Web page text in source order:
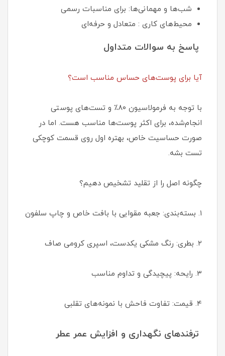
شب‌ها و مهمانی‌ها: برای مناسبات رسمی
محیط‌های کاری : متعادل و حرفه‌ای
پاسخ به سوالات متداول
آیا برای پوست‌های حساس مناسب است؟
با توجه به فرمولاسیون ۸۰٪ و تست‌های پوستی
انجام‌شده، برای اکثر پوست‌ها مناسب هست. اما در
صورت حساسیت خاص، بهتره اول روی قسمت کوچکی
تست بشه.
چگونه اصل را از تقلید تشخیص دهیم؟
۱. بسته‌بندی: جعبه مقوایی با بافت خاص و چاپ سلفون
۲. بطری: رنگ مشکی یکدست، اسپری کرومی صاف
۳. رایحه: پیچیدگی و تداوم مناسب
۴. قیمت: تفاوت فاحش با نمونه‌های تقلبی
ترفندهای نگهداری و افزایش عمر عطر